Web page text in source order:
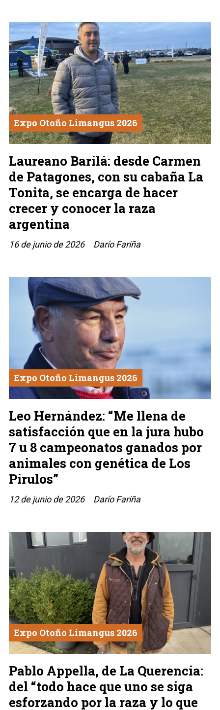
Laureano Barilá: desde Carmen
de Patagones, con su cabaña La
Tonita, se encarga de hacer
crecer y conocer la raza
argentina
Darío Fariña
Expo Otoño Limangus 2026
16 de junio de 2026
Leo Hernández: “Me llena de
satisfacción que en la jura hubo
7 u 8 campeonatos ganados por
animales con genética de Los
Pirulos”
Darío Fariña
Expo Otoño Limangus 2026
12 de junio de 2026
Pablo Appella, de La Querencia:
del “todo hace que uno se siga
esforzando por la raza y lo que
Expo Otoño Limangus 2026